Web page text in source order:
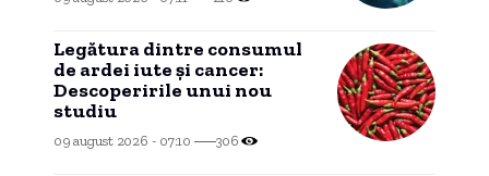
Legătura dintre consumul
de ardei iute și cancer:
Descoperirile unui nou
studiu
09 august 2026 - 07:10 306